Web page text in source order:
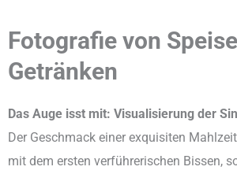
Fotografie von
Getränken
Das Auge isst mit: Visualisierung der
Der Geschmack einer exquisiten
mit dem ersten verführerischen Bissen,